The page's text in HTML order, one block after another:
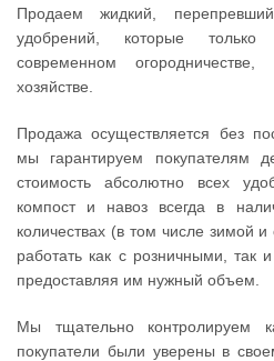
Продаем жидкий,
удобрений, которые
современном
хозяйстве.
Продажа осуществляется без
мы гарантируем покупателям
стоимость абсолютно всех
компост и навоз всегда в
количествах (в том числе зимой
работать как с розничными, так
предоставляя им нужный объем.
Мы тщательно контролируем
покупатели были уверены в